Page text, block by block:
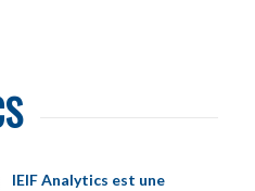
IEIF Analytics est une